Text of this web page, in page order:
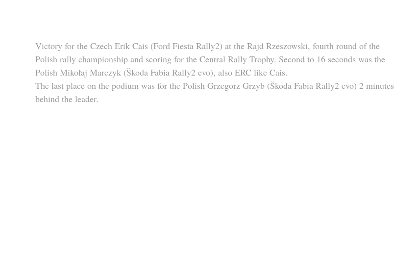
Victory for the Czech Erik Cais (Ford Fiesta Rally2) at the Rajd Rzeszowski, fourth round of the
Polish rally championship and scoring for the Central Rally Trophy. Second to 16 seconds was the
Polish Mikołaj Marczyk (Škoda Fabia Rally2 evo), also ERC like Cais.
The last place on the podium was for the Polish Grzegorz Grzyb (Škoda Fabia Rally2 evo) 2 minutes
behind the leader.